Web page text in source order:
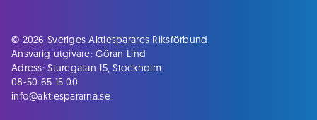
© 2026 Sveriges Aktiesparares Riksförbund
Ansvarig utgivare: Göran Lind
Adress: Sturegatan 15, Stockholm
08-50 65 15 00
info@aktiespararna.se